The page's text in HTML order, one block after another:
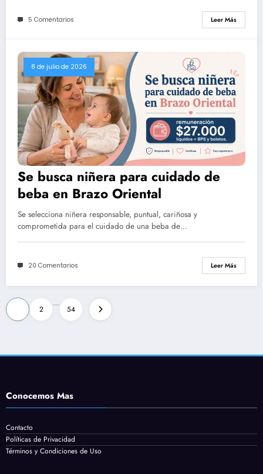
5 Comentarios Leer Más
8 de julio de 2026
Se busca niñera para cuidado de
beba en Brazo Oriental
Se selecciona niñera responsable, puntual, cariñosa y
comprometida para el cuidado de una beba de…
20 Comentarios Leer Más
Paginación
de
2
…
54
Conocemos Mas
Contacto
Políticas de Privacidad
Términos y Condiciones de Uso